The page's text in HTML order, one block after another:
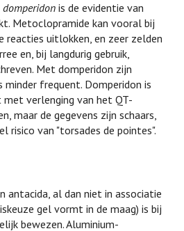
domperidon is de evidentie van
Metoclopramide kan vooral bij
reacties uitlokken, en zeer zelden
en, bij langdurig gebruik,
Met domperidon zijn
frequent. Domperidon is
verlenging van het QT-
maar de gegevens zijn schaars,
risico van "torsades de pointes".
antacida, al dan niet in associatie
gel vormt in de maag) is bij
bewezen. Aluminium-